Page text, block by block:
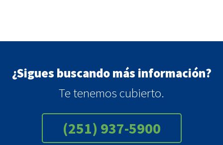
¿Sigues buscando más información?
Te tenemos cubierto.
(251) 937-5900